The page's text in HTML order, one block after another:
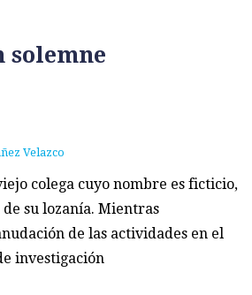
solemne
Velazco
colega cuyo nombre es ficticio,
su lozanía. Mientras
de las actividades en el
investigación